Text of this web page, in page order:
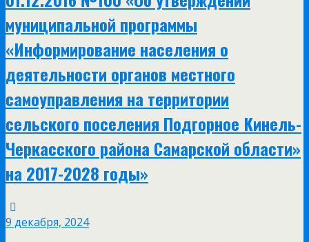
муниципальной программы
«Информирование населения о
деятельности органов местного
самоуправления на территории
сельского поселения Подгорное Кинель-
Черкасского района Самарской области»
на 2017-2028 годы»
9 декабря, 2024